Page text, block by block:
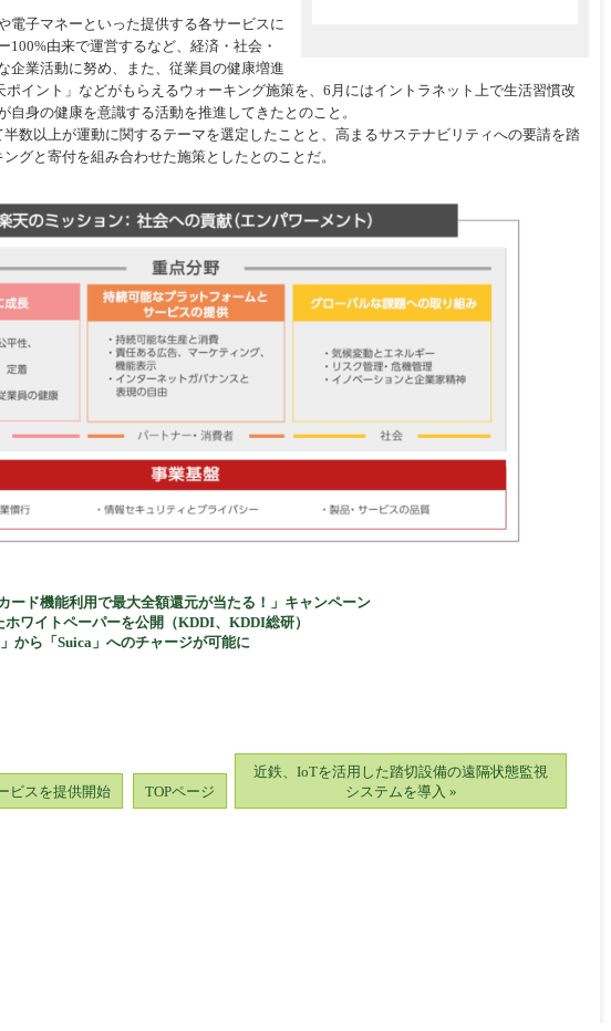
ロボット
周辺機器
子マネーといった提供する各サービスに
由来で運営するなど、経済・社会・
企業活動に努め、また、従業員の健康増進
ポイント」などがもらえるウォーキング施策を、6月にはイントラネット上で生活習慣改
身の健康を意識する活動を推進してきたとのこと。
数以上が運動に関するテーマを選定したことと、高まるサステナビリティへの要請を踏
グと寄付を組み合わせた施策としたとのことだ。
ード機能利用で最大全額還元が当たる！」キャンペーン
ワイトペーパーを公開（KDDI、KDDI総研）
」から「Suica」へのチャージが可能に
ビスを提供開始 TOPページ
近鉄、IoTを活用した踏切設備の遠隔状態監視
システムを導入 »